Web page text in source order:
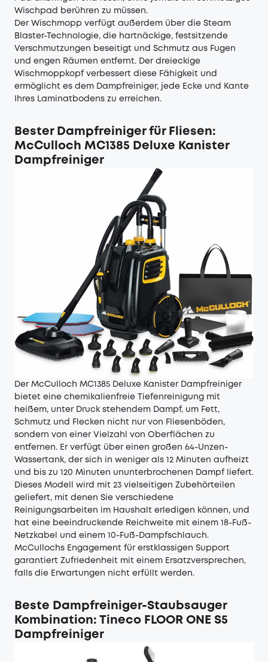
Wischpad berühren zu müssen.
Der Wischmopp verfügt außerdem über die Steam
Blaster-Technologie, die hartnäckige, festsitzende
Verschmutzungen beseitigt und Schmutz aus Fugen
und engen Räumen entfernt. Der dreieckige
Wischmoppkopf verbessert diese Fähigkeit und
ermöglicht es dem Dampfreiniger, jede Ecke und Kante
Ihres Laminatbodens zu erreichen.
Bester Dampfreiniger für Fliesen:
McCulloch MC1385 Deluxe Kanister
Dampfreiniger
Der McCulloch MC1385 Deluxe Kanister Dampfreiniger
bietet eine chemikalienfreie Tiefenreinigung mit
heißem, unter Druck stehendem Dampf, um Fett,
Schmutz und Flecken nicht nur von Fliesenböden,
sondern von einer Vielzahl von Oberflächen zu
entfernen. Er verfügt über einen großen 64-Unzen-
Wassertank, der sich in weniger als 12 Minuten aufheizt
und bis zu 120 Minuten ununterbrochenen Dampf liefert.
Dieses Modell wird mit 23 vielseitigen Zubehörteilen
geliefert, mit denen Sie verschiedene
Reinigungsarbeiten im Haushalt erledigen können, und
hat eine beeindruckende Reichweite mit einem 18-Fuß-
Netzkabel und einem 10-Fuß-Dampfschlauch.
McCullochs Engagement für erstklassigen Support
garantiert Zufriedenheit mit einem Ersatzversprechen,
falls die Erwartungen nicht erfüllt werden.
Beste Dampfreiniger-Staubsauger
Kombination: Tineco FLOOR ONE S5
Dampfreiniger